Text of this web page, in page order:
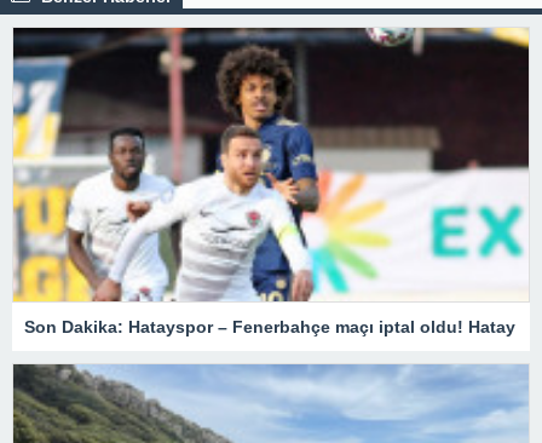
Son Dakika: Hatayspor – Fenerbahçe maçı iptal oldu! Hatay